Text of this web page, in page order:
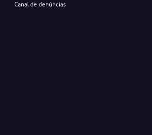
Canal de denúncias